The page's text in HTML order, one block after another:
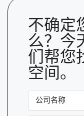
不确定
么？今
们帮您
空间。